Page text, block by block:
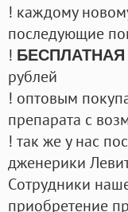
! каждому
последующие
!
рублей
! оптовым
препарата с
! так же у нас
дженерики
Cотрудники
приобретение